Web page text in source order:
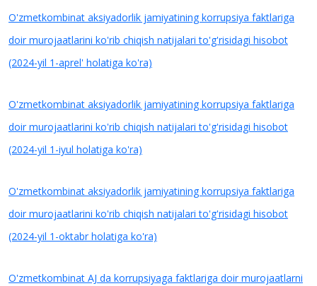
O'zmetkombinat aksiyadorlik jamiyatining korrupsiya faktlariga
doir murojaatlarini ko'rib chiqish natijalari to'g'risidagi hisobot
(2024-yil 1-aprel' holatiga ko'ra)
O'zmetkombinat aksiyadorlik jamiyatining korrupsiya faktlariga
doir murojaatlarini ko'rib chiqish natijalari to'g'risidagi hisobot
(2024-yil 1-iyul holatiga ko'ra)
O'zmetkombinat aksiyadorlik jamiyatining korrupsiya faktlariga
doir murojaatlarini ko'rib chiqish natijalari to'g'risidagi hisobot
(2024-yil 1-oktabr holatiga ko'ra)
O'zmetkombinat AJ da korrupsiyaga faktlariga doir murojaatlarni